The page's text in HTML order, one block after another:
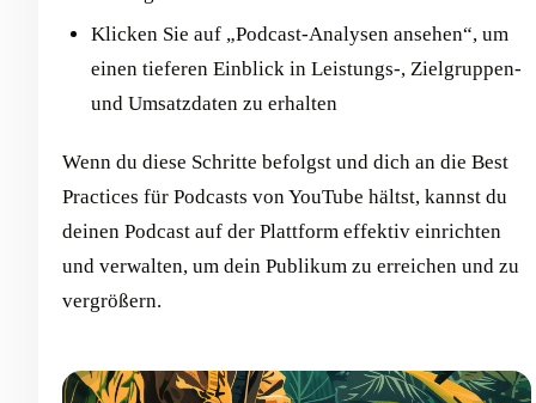
Klicken Sie auf „Podcast-Analysen ansehen“, um
einen tieferen Einblick in Leistungs-, Zielgruppen-
und Umsatzdaten zu erhalten
Wenn du diese Schritte befolgst und dich an die Best
Practices für Podcasts von YouTube hältst, kannst du
deinen Podcast auf der Plattform effektiv einrichten
und verwalten, um dein Publikum zu erreichen und zu
vergrößern.